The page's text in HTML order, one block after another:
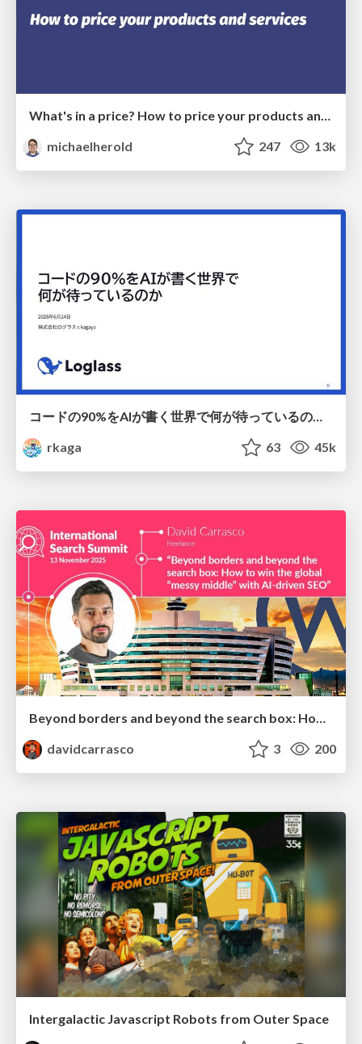
What's in a price? How to price your products and services
michaelherold
247 13k
コードの90%をAIが書く世界で何が待っているのか / What awaits us in a world where 90% of the code is written by AI
rkaga
63 45k
Beyond borders and beyond the search box: How to win the global "messy middle" with AI-driven SEO
davidcarrasco
3 200
Intergalactic Javascript Robots from Outer Space